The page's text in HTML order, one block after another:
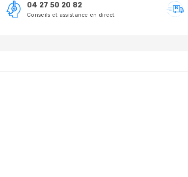
04 27 50 20 82
Conseils et assistance en direct